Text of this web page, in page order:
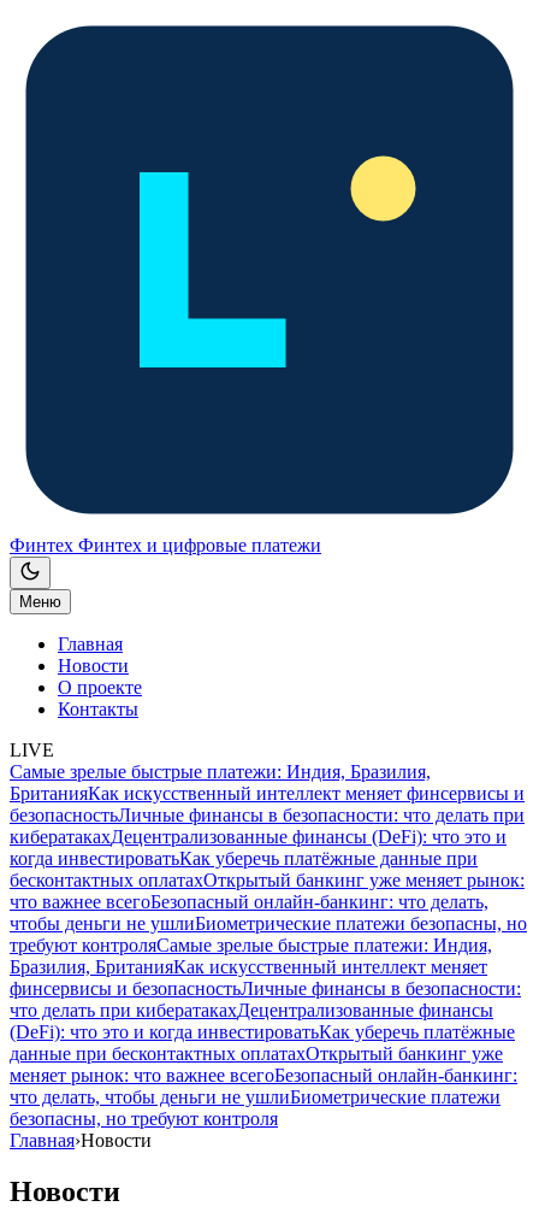
Финтех Финтех и цифровые платежи
Меню
Главная
Новости
О проекте
Контакты
LIVE
Самые зрелые быстрые платежи: Индия, Бразилия,
БританияКак искусственный интеллект меняет финсервисы и
безопасностьЛичные финансы в безопасности: что делать при
кибератакахДецентрализованные финансы (DeFi): что это и
когда инвестироватьКак уберечь платёжные данные при
бесконтактных оплатахОткрытый банкинг уже меняет рынок:
что важнее всегоБезопасный онлайн-банкинг: что делать,
чтобы деньги не ушлиБиометрические платежи безопасны, но
требуют контроляСамые зрелые быстрые платежи: Индия,
Бразилия, БританияКак искусственный интеллект меняет
финсервисы и безопасностьЛичные финансы в безопасности:
что делать при кибератакахДецентрализованные финансы
(DeFi): что это и когда инвестироватьКак уберечь платёжные
данные при бесконтактных оплатахОткрытый банкинг уже
меняет рынок: что важнее всегоБезопасный онлайн-банкинг:
что делать, чтобы деньги не ушлиБиометрические платежи
безопасны, но требуют контроля
Главная›Новости
Новости